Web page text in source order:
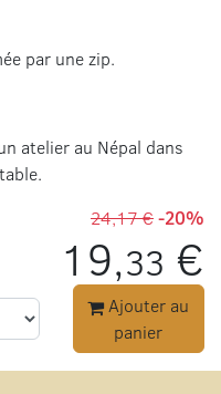
par une zip.
atelier au Népal dans
24,17 €-20%
19,33 €
Ajouter au
panier